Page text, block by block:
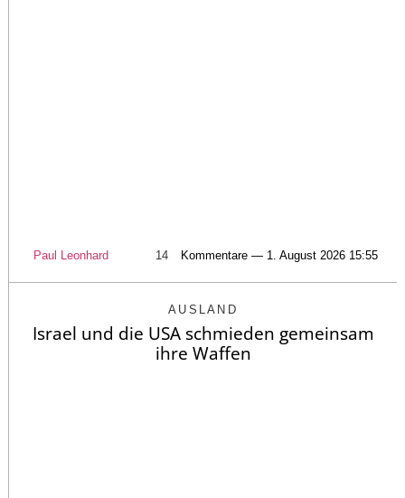
Paul Leonhard 14 Kommentare — 1. August 2026 15:55
AUSLAND
Israel und die USA schmieden gemeinsam
ihre Waffen